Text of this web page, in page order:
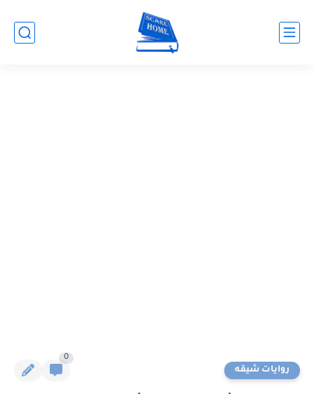
روايات شيقه
0